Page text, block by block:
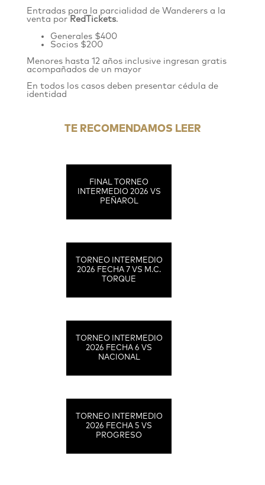
Entradas para la parcialidad de Wanderersa la
venta por RedTickets.
Generales $400
Socios $200
Menores hasta 12 años inclusive ingresan gratis
acompañados de un mayor
En todos los casos deben presentar cédula de
identidad
TE RECOMENDAMOS LEER
FINAL TORNEO
INTERMEDIO 2026 VS
PEÑAROL
TORNEO INTERMEDIO
2026 FECHA 7 VS M.C.
TORQUE
TORNEO INTERMEDIO
2026 FECHA 6 VS
NACIONAL
TORNEO INTERMEDIO
2026 FECHA 5 VS
PROGRESO